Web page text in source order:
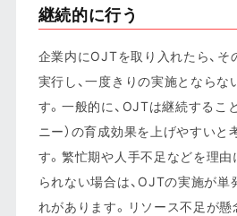
継続的に行う
企業内にOJTを取り入れたら、そ
実行し、一度きりの実施となら
す。一般的に、OJTは継続するこ
ニー）の育成効果を上げやすい
す。繁忙期や人手不足などを理
られない場合は、OJTの実施が
れがあります。リソース不足が懸